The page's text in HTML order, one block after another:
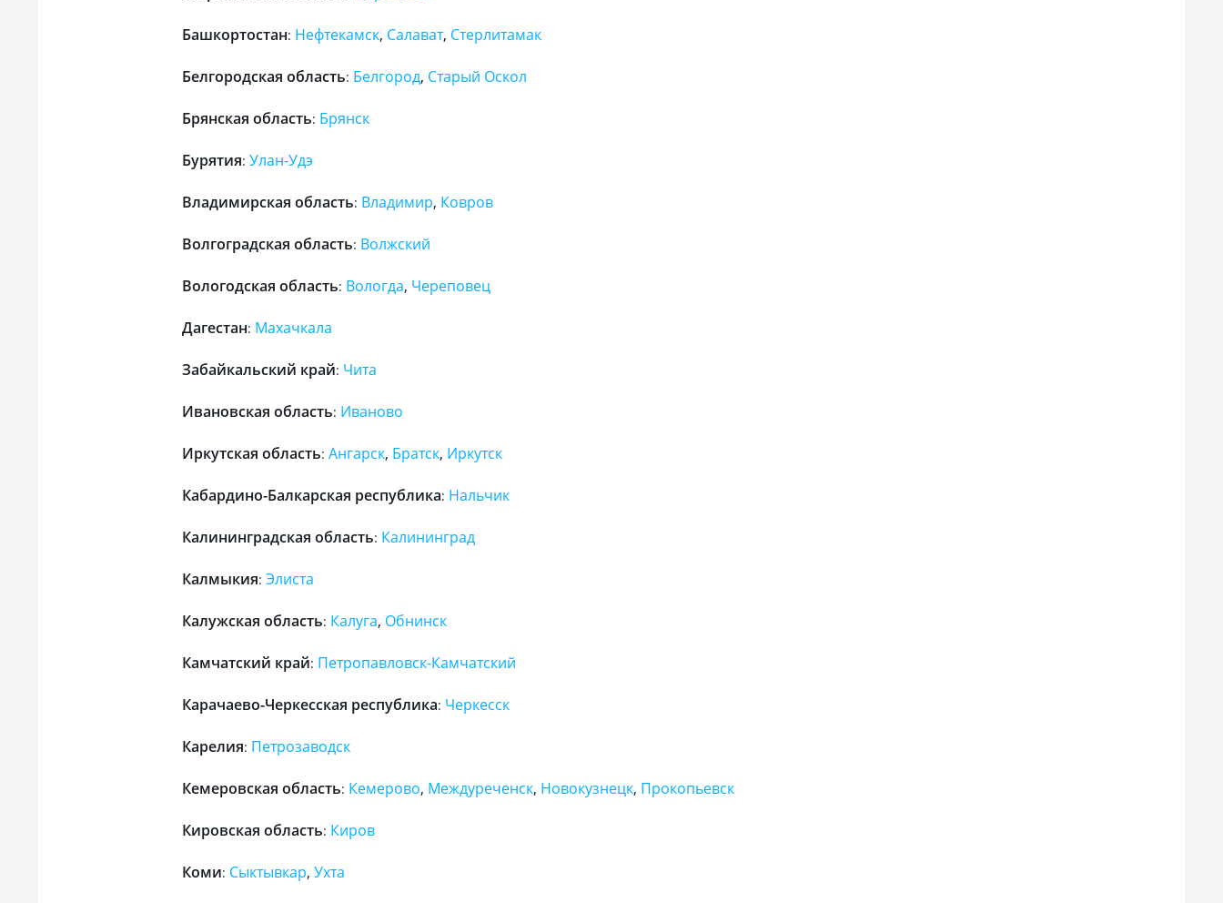
Башкортостан: Нефтекамск, Салават, Стерлитамак
Белгородская область: Белгород, Старый Оскол
Брянская область: Брянск
Бурятия: Улан-Удэ
Владимирская область: Владимир, Ковров
Волгоградская область: Волжский
Вологодская область: Вологда, Череповец
Дагестан: Махачкала
Забайкальский край: Чита
Ивановская область: Иваново
Иркутская область: Ангарск, Братск, Иркутск
Кабардино-Балкарская республика: Нальчик
Калининградская область: Калининград
Калмыкия: Элиста
Калужская область: Калуга, Обнинск
Камчатский край: Петропавловск-Камчатский
Карачаево-Черкесская республика: Черкесск
Карелия: Петрозаводск
Кемеровская область: Кемерово, Междуреченск, Новокузнецк, Прокопьевск
Кировская область: Киров
Коми: Сыктывкар, Ухта